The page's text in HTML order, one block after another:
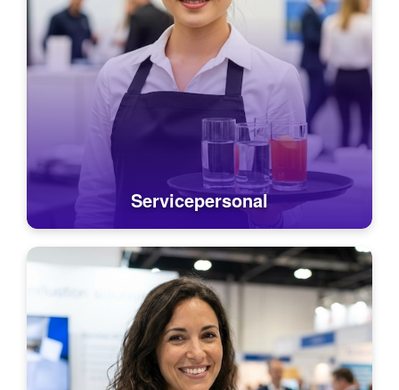
Servicepersonal